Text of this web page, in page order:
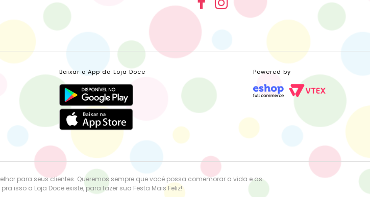
Baixar o App da Loja Doce Powered by
para seus clientes. Queremos sempre que você possa comemorar a vida e as
isso a Loja Doce existe, para fazer sua Festa Mais Feliz!